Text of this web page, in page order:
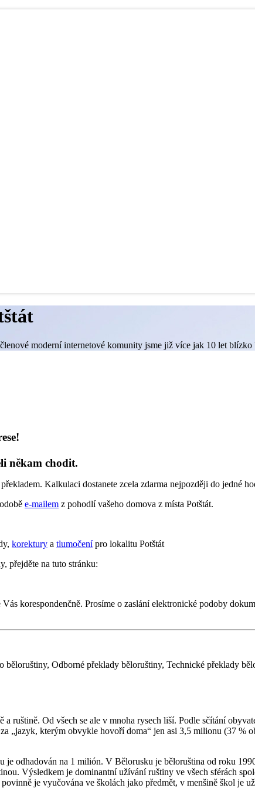
moderní internetové komunity jsme již více jak 10 let
někam chodit.
překladem. Kalkulaci dostanete zcela zdarma nejpozději do jedné
e-mailem z pohodlí vašeho domova z místa Potštát.
korektury a tlumočenípro lokalitu Potštát
přejděte na tuto stránku:
korespondenčně. Prosíme o zaslání elektronické podoby
Odborné překlady běloruštiny, Technické překlady
ruštině. Od všech se ale v mnoha rysech liší. Podle sčítání
„jazyk, kterým obvykle hovoří doma“ jen asi 3,5 milionu (37 %
je odhadován na 1 milión. V Bělorusku je běloruština od roku
Výsledkem je dominantní užívání ruštiny ve všech sférách
je vyučována ve školách jako předmět, v menšině škol je